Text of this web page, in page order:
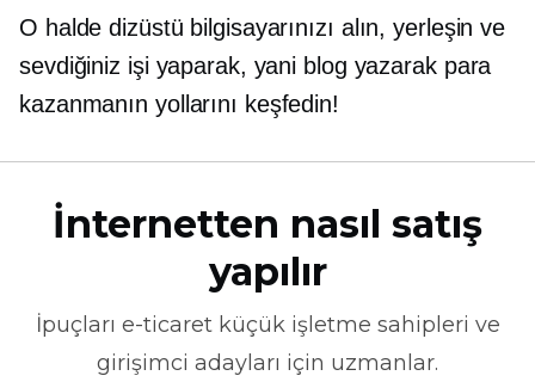
O halde dizüstü bilgisayarınızı alın, yerleşin ve
sevdiğiniz işi yaparak, yani blog yazarak para
kazanmanın yollarını keşfedin!
İnternetten nasıl satış
yapılır
İpuçları e-ticaretküçük işletme sahipleri ve
girişimci adayları için uzmanlar.